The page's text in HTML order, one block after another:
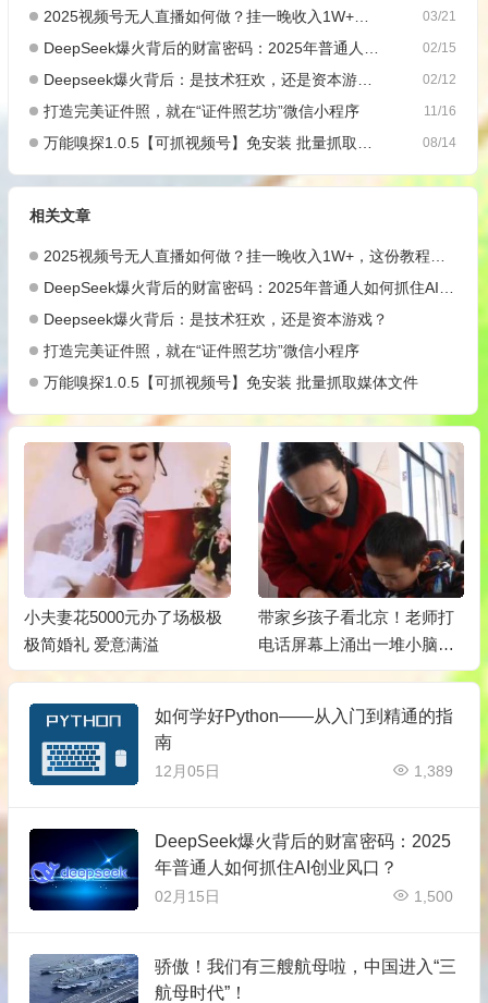
03/21
2025视频号无人直播如何做？挂一晚收入1W+，这份教程，小白可做~
02/15
DeepSeek爆火背后的财富密码：2025年普通人如何抓住AI创业风口？
02/12
Deepseek爆火背后：是技术狂欢，还是资本游戏？
11/16
打造完美证件照，就在“证件照艺坊”微信小程序
08/14
万能嗅探1.0.5【可抓视频号】免安装 批量抓取媒体文件
相关文章
2025视频号无人直播如何做？挂一晚收入1W+，这份教程，小白可做~
DeepSeek爆火背后的财富密码：2025年普通人如何抓住AI创业风口？
Deepseek爆火背后：是技术狂欢，还是资本游戏？
打造完美证件照，就在“证件照艺坊”微信小程序
万能嗅探1.0.5【可抓视频号】免安装 批量抓取媒体文件
小夫妻花5000元办了场极极
极简婚礼 爱意满溢
带家乡孩子看北京！老师打
电话屏幕上涌出一堆小脑
袋，眼睛登老圆
如何学好Python——从入门到精通的指
南
12月05日 1,389
DeepSeek爆火背后的财富密码：2025
年普通人如何抓住AI创业风口？
02月15日 1,500
骄傲！我们有三艘航母啦，中国进入“三
航母时代”！